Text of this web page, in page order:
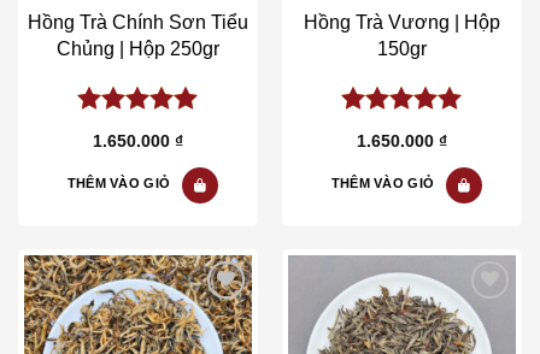
Hồng Trà Chính Sơn Tiểu
Chủng | Hộp 250gr
5.00out of
1.650.000 ₫
THÊM VÀO GIỎ
Hồng Trà Vương | Hộp
150gr
5.00out of
1.650.000 ₫
THÊM VÀO GIỎ
Add to wishlist Add to wishlist